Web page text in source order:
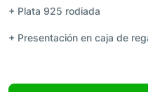
+ Plata 925 rodiada
+ Presentación en caja de